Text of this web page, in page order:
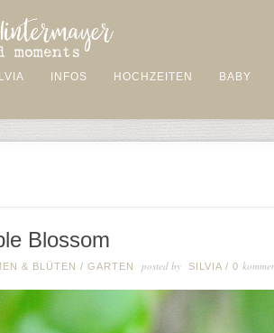
INFOS HOCHZEITEN BABY
Blossom
& BLÜTEN / GARTEN posted by SILVIA / 0